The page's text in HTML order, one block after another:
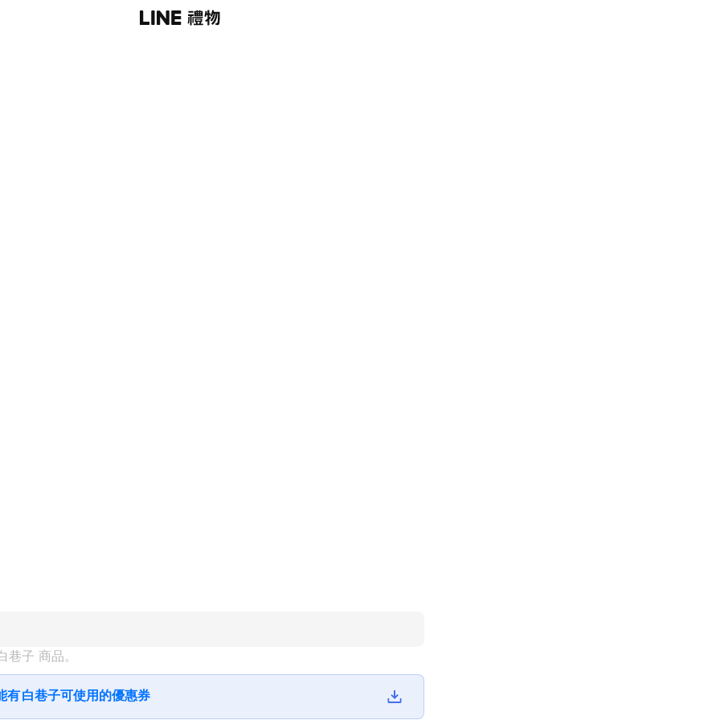
巷子 商品。
有白巷子可使用的優惠券